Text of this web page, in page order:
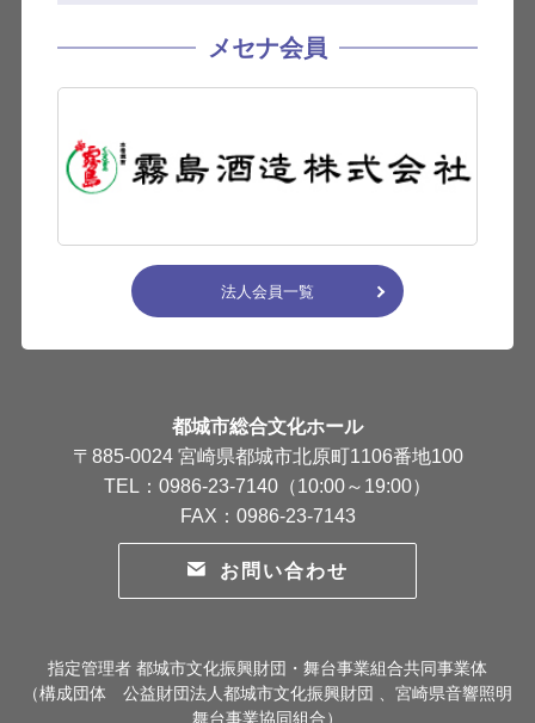
メセナ会員
法人会員一覧
都城市総合文化ホール
〒885-0024 宮崎県都城市北原町1106番地100
TEL：0986-23-7140（10:00～19:00）
FAX：0986-23-7143
お問い合わせ
指定管理者 都城市文化振興財団・舞台事業組合共同事業体
（構成団体 公益財団法人都城市文化振興財団 、宮崎県音響照明
舞台事業協同組合）